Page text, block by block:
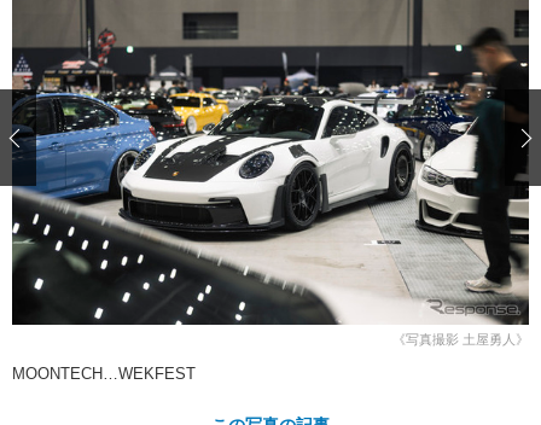
注目の記事
ショップレポート 愛車 File
自動車豆知識 ストップ！不具合修理＆粗悪修理
鈑金・塗装
ディテイリング
ディテイリング 洗車
ヘッドライト磨き コーティング
フィルム・ラッピング
鈑金・塗装
小キズ直し 防錆
特集記事
ストップ 不具合修理＆粗悪修理
カーメーカー「旧車」関連プロジェ
クト
ショップ紹介
ショップレポート プロショップ検索
レストア
カーメーカー「旧車」関連プロジ
イベント
《写真撮影 土屋勇人》
MOONTECH…WEKFEST